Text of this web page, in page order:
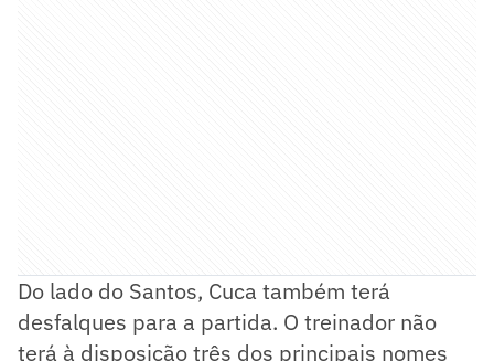
Do lado do Santos, Cuca também terá
desfalques para a partida. O treinador não
terá à disposição três dos principais nomes